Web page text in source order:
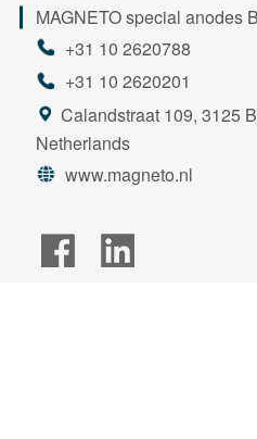
MAGNETO special anodes
+31 10 2620788
+31 10 2620201
Calandstraat 109, 3125
Netherlands
www.magneto.nl